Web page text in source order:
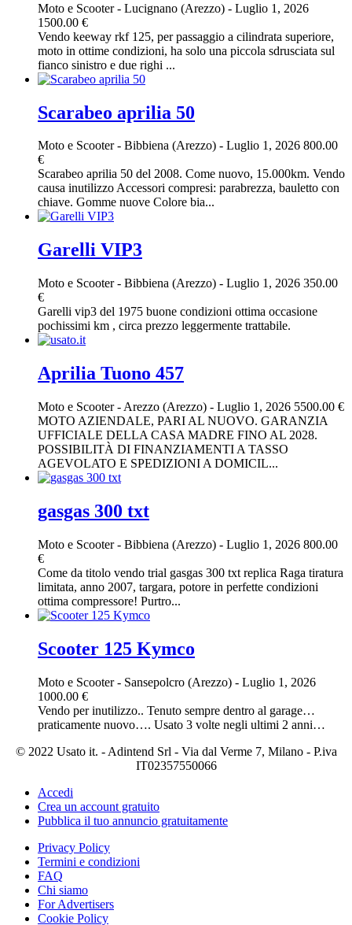
Moto e Scooter- Lucignano (Arezzo) - Luglio 1, 2026
1500.00 €
Vendo keeway rkf 125, per passaggio a cilindrata superiore,
moto in ottime condizioni, ha solo una piccola sdrusciata sul
fianco sinistro e due righi ...
Scarabeo aprilia 50
Moto e Scooter- Bibbiena (Arezzo) - Luglio 1, 2026 800.00
€
Scarabeo aprilia 50 del 2008. Come nuovo, 15.000km. Vendo
causa inutilizzo Accessori compresi: parabrezza, bauletto con
chiave. Gomme nuove Colore bia...
Garelli VIP3
Moto e Scooter- Bibbiena (Arezzo) - Luglio 1, 2026 350.00
€
Garelli vip3 del 1975 buone condizioni ottima occasione
pochissimi km , circa prezzo leggermente trattabile.
Aprilia Tuono 457
Moto e Scooter- Arezzo (Arezzo) - Luglio 1, 2026 5500.00 €
MOTO AZIENDALE, PARI AL NUOVO. GARANZIA
UFFICIALE DELLA CASA MADRE FINO AL 2028.
POSSIBILITÀ DI FINANZIAMENTI A TASSO
AGEVOLATO E SPEDIZIONI A DOMICIL...
gasgas 300 txt
Moto e Scooter- Bibbiena (Arezzo) - Luglio 1, 2026 800.00
€
Come da titolo vendo trial gasgas 300 txt replica Raga tiratura
limitata, anno 2007, targara, potore in perfette condizioni
ottima compressore! Purtro...
Scooter 125 Kymco
Moto e Scooter- Sansepolcro (Arezzo) - Luglio 1, 2026
1000.00 €
Vendo per inutilizzo.. Tenuto sempre dentro al garage…
praticamente nuovo…. Usato 3 volte negli ultimi 2 anni…
© 2022 Usato it. - Adintend Srl - Via dal Verme 7, Milano - P.iva
IT02357550066
Accedi
Crea un account gratuito
Pubblica il tuo annuncio gratuitamente
Privacy Policy
Termini e condizioni
FAQ
Chi siamo
For Advertisers
Cookie Policy